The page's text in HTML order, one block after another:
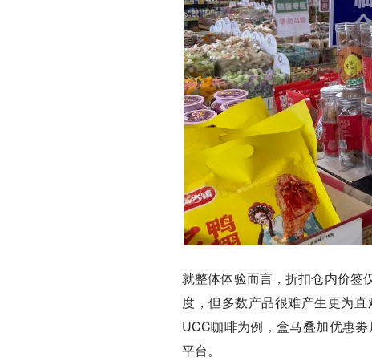
就整体体验而言，折扣仓内价签
度，但多数产品很难产生更为
UCC咖啡为例，盒马叠加优惠
平台。